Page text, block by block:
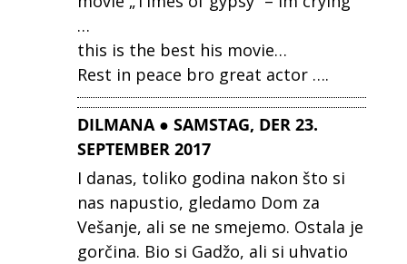
…
this is the best his movie…
Rest in peace bro great actor ….
DILMANA ● SAMSTAG, DER 23.
SEPTEMBER 2017
I danas, toliko godina nakon što si
nas napustio, gledamo Dom za
Vešanje, ali se ne smejemo. Ostala je
gorčina. Bio si Gadžo, ali si uhvatio